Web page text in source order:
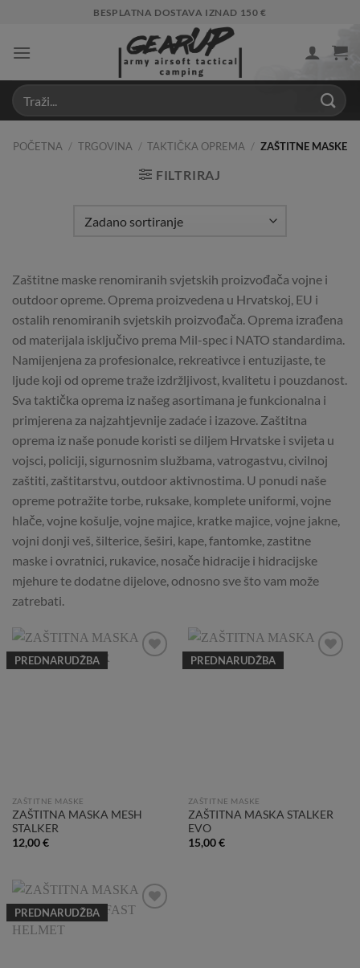
content
BESPLATNA DOSTAVA IZNAD 150 €
POČETNA / TRGOVINA / TAKTIČKA OPREMA / ZAŠTITNE MASKE
FILTRIRAJ
Zaštitne maske renomiranih svjetskih proizvođača vojne i
outdoor opreme. Oprema proizvedena u Hrvatskoj, EU i
ostalih renomiranih svjetskih proizvođača. Oprema izrađena
od materijala isključivo prema Mil-spec i NATO standardima.
Namijenjena za profesionalce, rekreativce i entuzijaste, te
ljude koji od opreme traže izdržljivost, kvalitetu i pouzdanost.
Sva taktička oprema iz našeg asortimana je funkcionalna i
primjerena za najzahtjevnije zadaće i izazove. Zaštitna
oprema iz naše ponude koristi se diljem Hrvatske i svijeta u
vojsci, policiji, sigurnosnim službama, vatrogastvu, civilnoj
zaštiti, zaštitarstvu, outdoor aktivnostima. U ponudi naše
opreme potražite torbe, ruksake, komplete uniformi, vojne
hlače, vojne košulje, vojne majice, kratke majice, vojne jakne,
vojni donji veš, šilterice, šeširi, kape, fantomke, zastitne
maske i ovratnici, rukavice, nosače hidracije i hidracijske
mjehure te dodatne dijelove, odnosno sve što vam može
zatrebati.
PREDNARUDŽBA
ZAŠTITNE MASKE
ZAŠTITNA MASKA MESH
STALKER
12,00€
PREDNARUDŽBA
ZAŠTITNE MASKE
ZAŠTITNA MASKA STALKER
EVO
15,00€
PREDNARUDŽBA